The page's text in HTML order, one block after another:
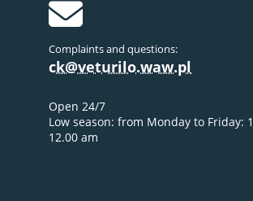
Complaints and questions:
ck@veturilo.waw.pl
Open 24/7
Low season: from Monday to Friday:
12.00 am